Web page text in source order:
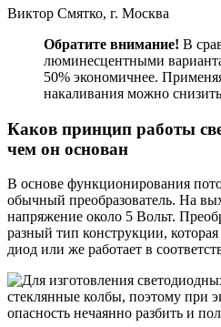
Виктор Смятко, г. Москва
Обратите внимание! В
люминесцентными
50% экономичнее.
накаливания можно
Каков принцип работы
чем он основан
В основе функционирования
обычный преобразователь. На
напряжение около 5 Вольт.
разный тип конструкции, которая
диод или же работает в